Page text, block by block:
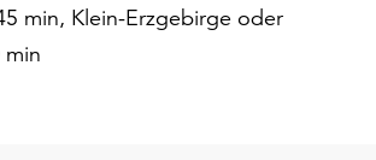
min, Klein-Erzgebirge oder
min